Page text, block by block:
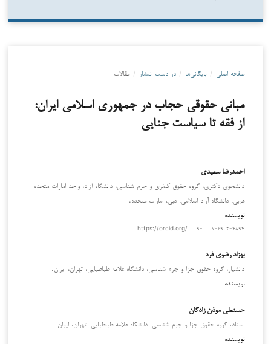
صفحه اصلی / بایگانی‌ها / در دست انتشار / مقالات
مبانی حقوقی حجاب در جمهوری اسلامی ایران:
از فقه تا سیاست جنایی
احمدرضا سعیدی
دانشجوی دکتری، گروه حقوق کیفری و جرم شناسی، دانشگاه آزاد، واحد امارات متحده
عربی، دانشگاه آزاد اسلامی، دبی، امارات متحده.
نویسنده
https://orcid.org/۰۰۰۹-۰۰۰۷-۶۹۰۲-۴۸۹۴
بهزاد رضوی فرد
دانشیار، گروه حقوق جزا و جرم شناسی، دانشگاه علامه طباطبایی، تهران، ایران.
نویسنده
حسنعلی موذن زادگان
استاد، گروه حقوق جزا و جرم شناسی، دانشگاه علامه طباطبایی، تهران، ایران
نویسنده